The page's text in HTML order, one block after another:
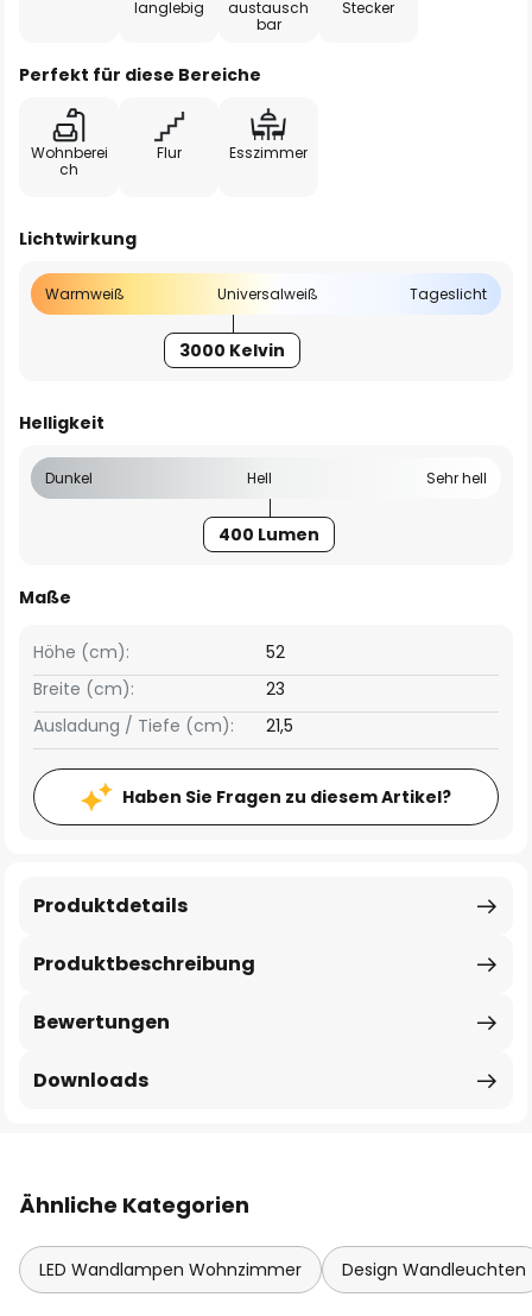
langlebig
austausch
bar
Stecker
Perfekt für diese Bereiche
Wohnberei
ch
Flur Esszimmer
Lichtwirkung
Warmweiß Universalweiß Tageslicht
3000 Kelvin
Helligkeit
Dunkel Hell Sehr hell
400 Lumen
Maße
Breite (cm): 23
Höhe (cm): 52
Ausladung / Tiefe (cm): 21,5
Haben Sie Fragen zu diesem Artikel?
Produktbeschreibung
Produktdetails
Bewertungen
Downloads
Ähnliche Kategorien
LED Wandlampen Wohnzimmer Design Wandleuchten